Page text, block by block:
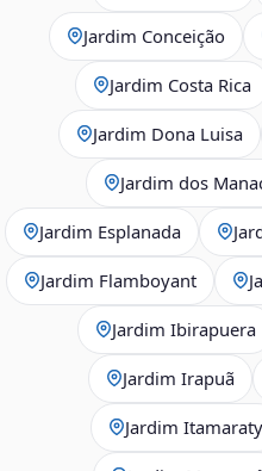
Jardim Conceição
Jardim Costa Rica
Jardim Dona Luisa
Jardim dos
Jardim Esplanada
Jardim Flamboyant
Jardim Ibirapuera
Jardim Irapuã
Jardim Itamaraty